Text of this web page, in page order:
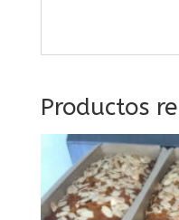
Productos